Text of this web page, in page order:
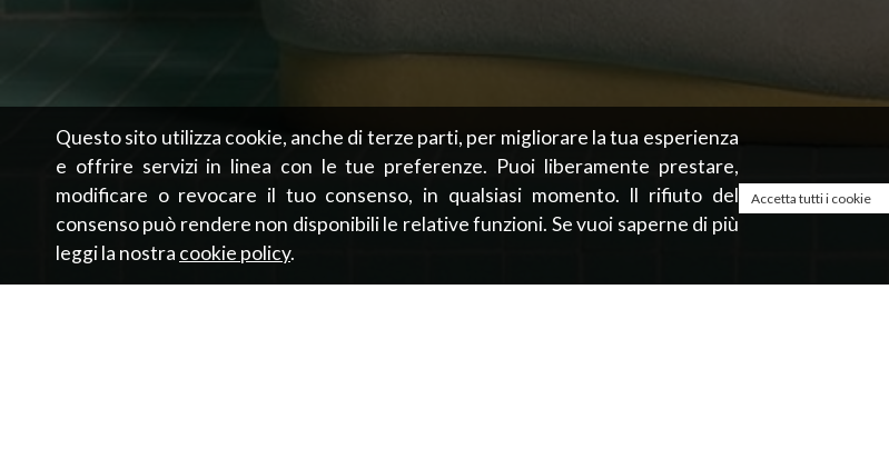
Questo sito utilizza cookie, anche di terze parti, per migliorare la tua esperienza
e offrire servizi in linea con le tue preferenze. Puoi liberamente prestare,
modificare o revocare il tuo consenso, in qualsiasi momento. Il rifiuto del
consenso può rendere non disponibili le relative funzioni. Se vuoi saperne di più
leggi la nostra cookie policy.
Accetta tutti i cookie